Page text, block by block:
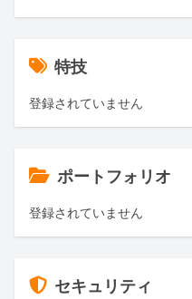
特技
登録されていません
ポートフォリオ
登録されていません
セキュリティ